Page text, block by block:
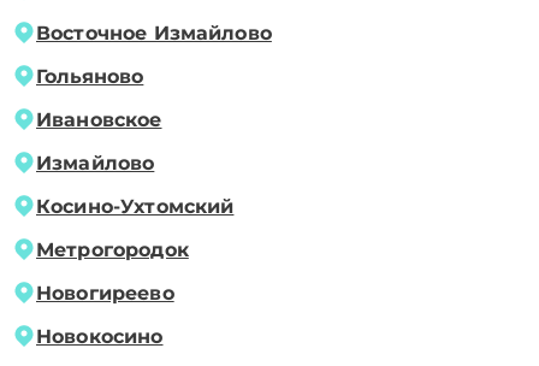
Восточное Измайлово
Гольяново
Ивановское
Измайлово
Косино-Ухтомский
Метрогородок
Новогиреево
Новокосино